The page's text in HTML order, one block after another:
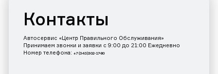
Контакты
Автосервис «Центр Правильного Обслуживания»
Принимаем звонки и заявки с 9:00 до 21:00 Ежедневно
Номер телефона: +7 (343)302-17-80